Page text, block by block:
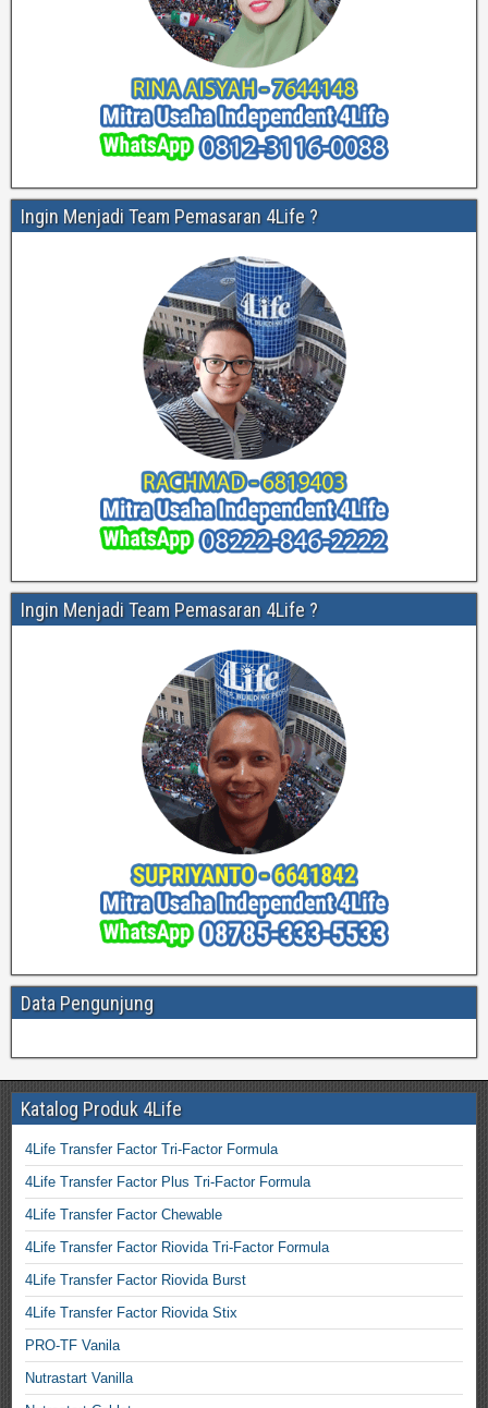
Ingin Menjadi Team Pemasaran 4Life ?
Ingin Menjadi Team Pemasaran 4Life ?
Data Pengunjung
Katalog Produk 4Life
4Life Transfer Factor Tri-Factor Formula
4Life Transfer Factor Plus Tri-Factor Formula
4Life Transfer Factor Chewable
4Life Transfer Factor Riovida Tri-Factor Formula
4Life Transfer Factor Riovida Burst
4Life Transfer Factor Riovida Stix
PRO-TF Vanila
Nutrastart Vanilla